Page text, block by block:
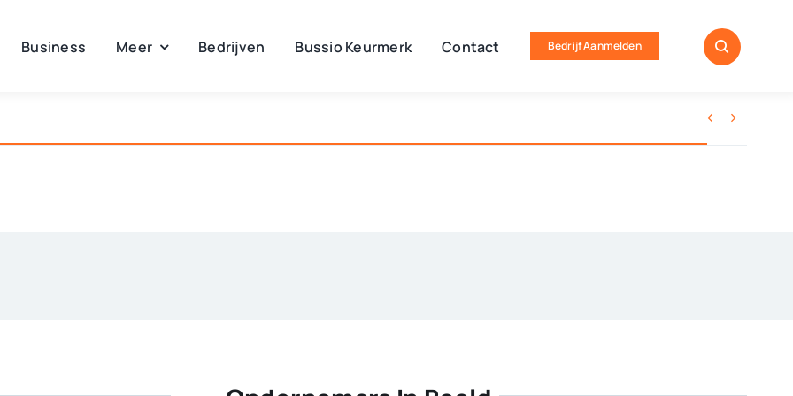
Business Meer Bedrijven Bussio Keurmerk Contact Bedrijf Aanmelden
 